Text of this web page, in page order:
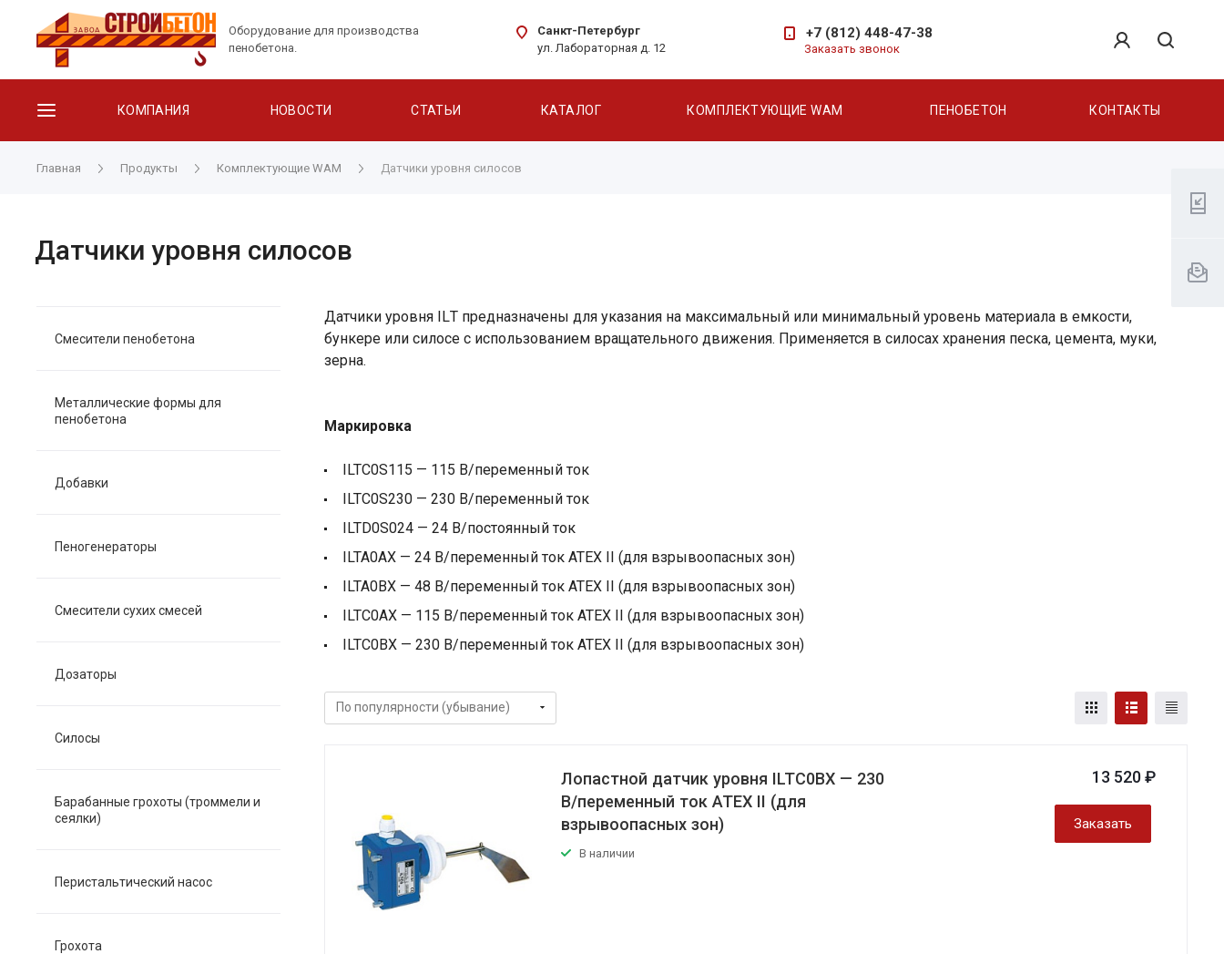
Оборудование для производства
пенобетона.
Санкт-Петербург
ул. Лабораторная д. 12
+7 (812) 448-47-38
Заказать звонок
КОМПАНИЯ НОВОСТИ СТАТЬИ КАТАЛОГ КОМПЛЕКТУЮЩИЕ WAM ПЕНОБЕТОН КОНТАКТЫ
Главная Продукты Комплектующие WAM Датчики уровня силосов
Датчики уровня силосов
Датчики уровня ILТ предназначены для указания на максимальный или минимальный уровень материала в емкости,
бункере или силосе с использованием вращательного движения. Применяется в силосах хранения песка, цемента, муки,
зерна.
Маркировка
ILTC0S115 — 115 В/переменный ток
ILTC0S230 — 230 В/переменный ток
ILTD0S024 — 24 В/постоянный ток
ILTA0AX — 24 В/переменный ток АТЕХ II (для взрывоопасных зон)
ILTA0BX — 48 В/переменный ток АТЕХ II (для взрывоопасных зон)
ILTC0AX — 115 В/переменный ток АТЕХ II (для взрывоопасных зон)
ILTC0BX — 230 В/переменный ток АТЕХ II (для взрывоопасных зон)
Лопастной датчик уровня ILTC0BX — 230
В/переменный ток АТЕХ II (для
взрывоопасных зон)
В наличии
13 520 ₽
Заказать
Смесители пенобетона
Металлические формы для
пенобетона
Добавки
Пеногенераторы
Смесители сухих смесей
Дозаторы
Силосы
Барабанные грохоты (троммели и
сеялки)
Перистальтический насос
Грохота